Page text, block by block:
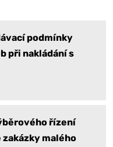
podmínky
při nakládání s
řízení
malého